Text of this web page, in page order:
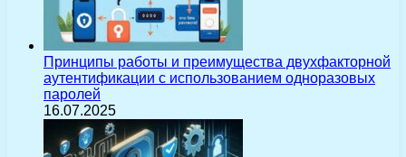
Принципы работы и преимущества двухфакторной
аутентификации с использованием одноразовых
паролей
16.07.2025